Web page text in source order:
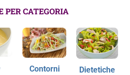
PER CATEGORIA
Contorni Dietetiche